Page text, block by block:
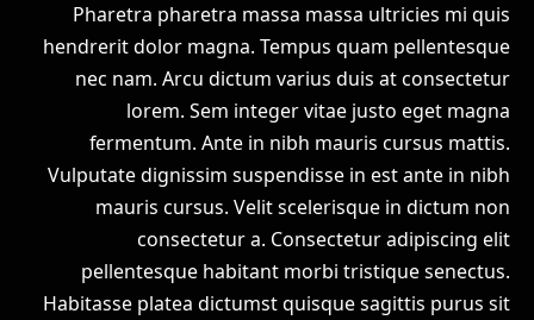
Pharetra pharetra massa massa ultricies mi quis
hendrerit dolor magna. Tempus quam pellentesque
nec nam. Arcu dictum varius duis at consectetur
lorem. Sem integer vitae justo eget magna
fermentum. Ante in nibh mauris cursus mattis.
Vulputate dignissim suspendisse in est ante in nibh
mauris cursus. Velit scelerisque in dictum non
consectetur a. Consectetur adipiscing elit
pellentesque habitant morbi tristique senectus.
Habitasse platea dictumst quisque sagittis purus sit